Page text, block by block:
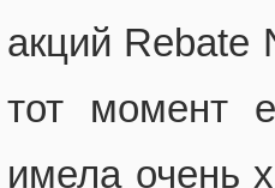
акций Rebate
тот момент
имела очень